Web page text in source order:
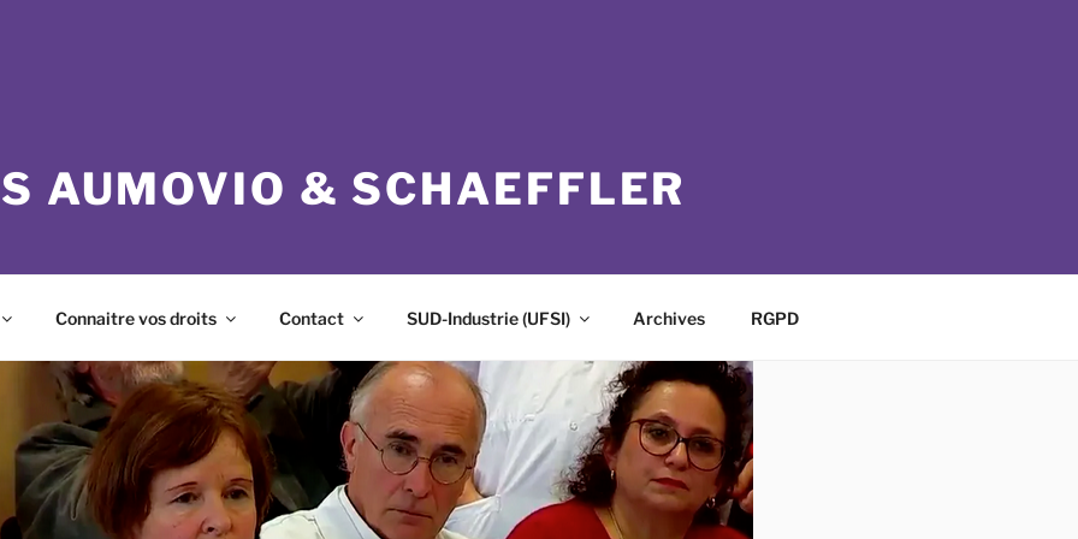
AUMOVIO & SCHAEFFLER
Connaitre vos droits Contact SUD-Industrie (UFSI) Archives RGPD